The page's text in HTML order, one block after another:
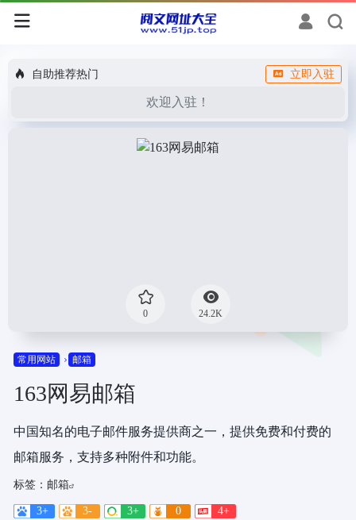
自助推荐热门 立即入驻
欢迎入驻！
0 24.2K
常用网站 邮箱
163网易邮箱
中国知名的电子邮件服务提供商之一，提供免费和付费的
邮箱服务，支持多种附件和功能。
标签： 邮箱
3+ 3- 3+ 0 4+